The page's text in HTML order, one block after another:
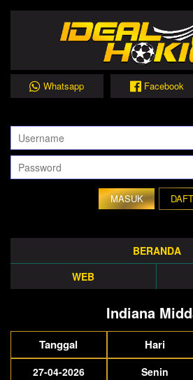
Whatsapp Facebook
BERANDA
WEB
Indiana
Tanggal Hari
27-04-2026 Senin